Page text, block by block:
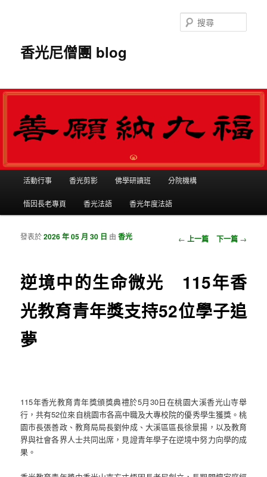
香光尼僧團 blog
尋
跳到主內容
跳到第二內容
活動行事 香光剪影 佛學研讀班 分院機構
悟因長老專頁 香光法語 香光年度法語
瀏覽文章
← 上一篇 下一篇 →
逆境中的生命微光 115年香
光教育青年獎支持52位學子追
夢
發表於2026 年 05 月 30 日 由香光
115年香光教育青年獎頒獎典禮於5月30日在桃園大溪香光山寺舉
行，共有52位來自桃園市各高中職及大專校院的優秀學生獲獎。桃
園市長張善政、教育局局長劉仲成、大溪區區長徐景揚，以及教育
界與社會各界人士共同出席，見證青年學子在逆境中努力向學的成
果。